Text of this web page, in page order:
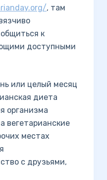
, там
к
доступными
или целый месяц
диета
организма
вегетарианские
местах
с друзьями,